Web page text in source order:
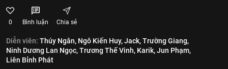
0 Bình luận Chia sẻ
Diễn viên: Thúy Ngân, Ngô Kiến Huy,Jack,Trường Giang,
Ninh Dương Lan Ngọc,Trương Thế Vinh, Karik,Jun Phạm,
Liên Bỉnh Phát